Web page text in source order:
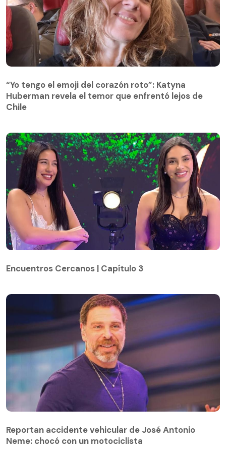
“Yo tengo el emoji del corazón roto”: Katyna
Huberman revela el temor que enfrentó lejos de
Chile
Encuentros Cercanos | Capítulo 3
Reportan accidente vehicular de José Antonio
Neme: chocó con un motociclista